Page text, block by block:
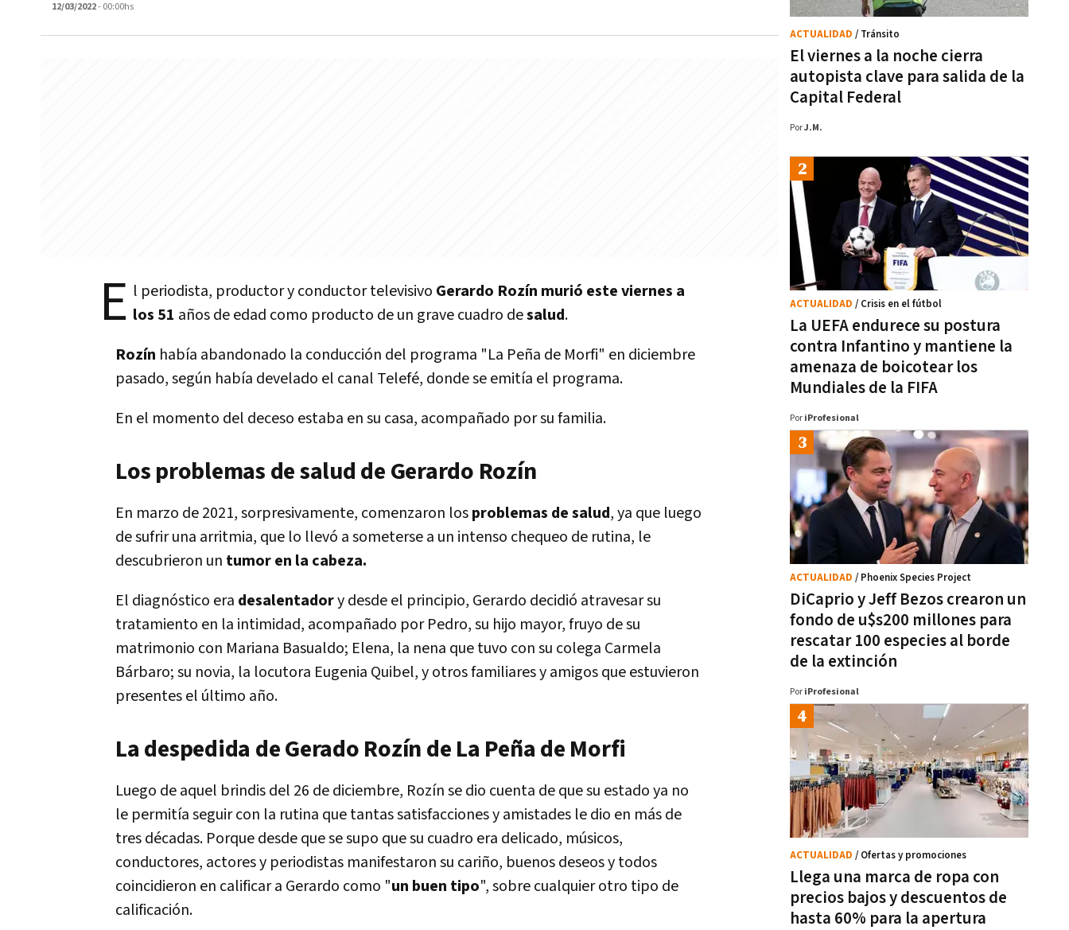
12/03/2022- 00:00hs
E l periodista, productor y conductor televisivo Gerardo Rozín murió este viernes a
los 51 años de edad como producto de un grave cuadro desalud.
Rozín había abandonado la conducción del programa "La Peña de Morfi" en diciembre
pasado, según había develado el canal Telefé, donde se emitía el programa.
En el momento del deceso estaba en su casa, acompañado por su familia.
Los problemas de salud de Gerardo Rozín
En marzo de 2021, sorpresivamente, comenzaron losproblemas de salud, ya que luego
de sufrir una arritmia, que lo llevó a someterse a un intenso chequeo de rutina, le
descubrieron un tumor en la cabeza.
El diagnóstico era desalentadory desde el principio, Gerardo decidió atravesar su
tratamiento en la intimidad, acompañado por Pedro, su hijo mayor, fruyo de su
matrimonio con Mariana Basualdo; Elena, la nena que tuvo con su colega Carmela
Bárbaro; su novia, la locutora Eugenia Quibel, y otros familiares y amigos que estuvieron
presentes el último año.
La despedida de Gerado Rozín de La Peña de Morfi
Luego de aquel brindis del 26 de diciembre, Rozín se dio cuenta de que su estado ya no
le permitía seguir con la rutina que tantas satisfacciones y amistades le dio en más de
tres décadas. Porque desde que se supo que su cuadro era delicado, músicos,
conductores, actores y periodistas manifestaron su cariño, buenos deseos y todos
coincidieron en calificar a Gerardo como "un buen tipo", sobre cualquier otro tipo de
calificación.
El viernes a la noche cierra
autopista clave para salida de la
Capital Federal
ACTUALIDAD / Tránsito
PorJ.M.
La UEFA endurece su postura
contra Infantino y mantiene la
amenaza de boicotear los
Mundiales de la FIFA
ACTUALIDAD / Crisis en el fútbol
Por iProfesional
DiCaprio y Jeff Bezos crearon un
fondo de u$s200 millones para
rescatar 100 especies al borde
de la extinción
ACTUALIDAD / Phoenix Species Project
Por iProfesional
Llega una marca de ropa con
precios bajos y descuentos de
hasta 60% para la apertura
ACTUALIDAD / Ofertas y promociones